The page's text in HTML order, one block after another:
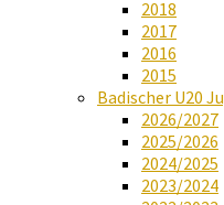
2018
2017
2016
2015
Badischer U20
2026/2027
2025/2026
2024/2025
2023/2024